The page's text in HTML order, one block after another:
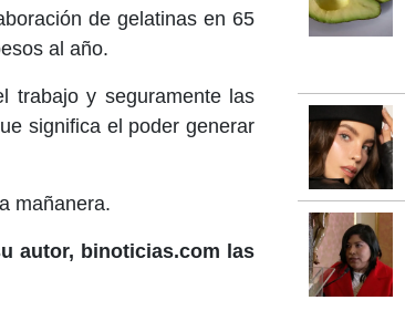
de gelatinas en 65
al año.
trabajo y seguramente las
significa el poder generar
mañanera.
autor, binoticias.com las